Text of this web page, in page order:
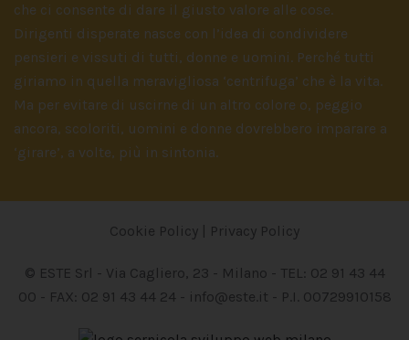
che ci consente di dare il giusto valore alle cose.
Dirigenti disperate nasce con l’idea di condividere
pensieri e vissuti di tutti, donne e uomini. Perché tutti
giriamo in quella meravigliosa ‘centrifuga’ che è la vita.
Ma per evitare di uscirne di un altro colore o, peggio
ancora, scoloriti, uomini e donne dovrebbero imparare a
‘girare’, a volte, più in sintonia.
Cookie Policy | Privacy Policy
© ESTE Srl - Via Cagliero, 23 - Milano - TEL: 02 91 43 44
00 - FAX: 02 91 43 44 24 - info@este.it - P.I. 00729910158